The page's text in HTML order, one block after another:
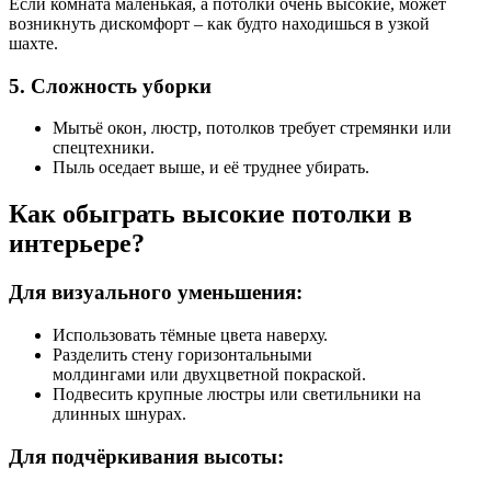
Если комната маленькая, а потолки очень высокие, может
возникнуть дискомфорт – как будто находишься в узкой
шахте.
5. Сложность уборки
Мытьё окон, люстр, потолков требует стремянки или
спецтехники.
Пыль оседает выше, и её труднее убирать.
Как обыграть высокие потолки в
интерьере?
Для визуального уменьшения:
Использовать тёмные цвета наверху.
Разделить стену горизонтальными
молдингами или двухцветной покраской.
Подвесить крупные люстры или светильники на
длинных шнурах.
Для подчёркивания высоты: